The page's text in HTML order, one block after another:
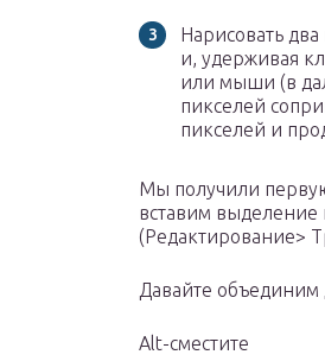
Нарисовать
и, удерживая
или мыши (в
пикселей
пикселей и
Мы получили
вставим выделение
(Редактирование>
Давайте
Alt-сместите